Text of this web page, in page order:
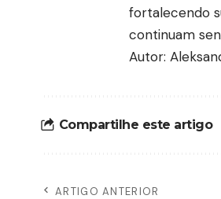
fortalecendo
continuam
Autor:
Compartilhe este artigo
ARTIGO ANTERIOR